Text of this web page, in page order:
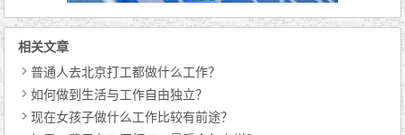
相关文章
普通人去北京打工都做什么工作？
如何做到生活与工作自由独立？
现在女孩子做什么工作比较有前途？